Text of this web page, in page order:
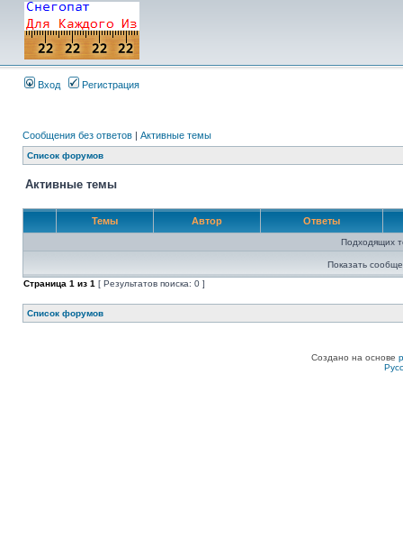
Вход Регистрация
Сообщения без ответов | Активные темы
Список форумов
Активные темы
Темы Автор Ответы
Подходящих
Показать
Страница 1 из 1 [ Результатов поиска: 0 ]
Список форумов
Создано на основе